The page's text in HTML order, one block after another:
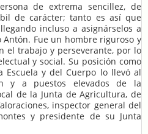
de extrema sencillez, de
de carácter; tanto es así que
incluso a asignárselos a
Fue un hombre riguroso y
el trabajo y perseverante, por lo
y social. Su posición como
y del Cuerpo lo llevó al
y a puestos elevados de la
de la Junta de Agricultura, de
inspector general del
y presidente de su Junta